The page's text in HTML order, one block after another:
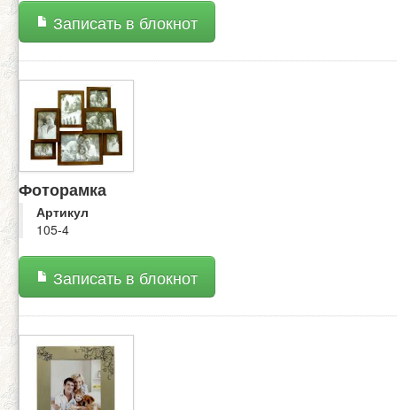
Записать в блокнот
Фоторамка
Артикул
105-4
Записать в блокнот